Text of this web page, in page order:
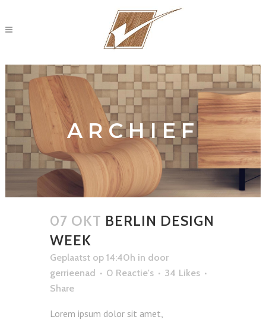
ARCHIEF
07 OKT BERLIN DESIGN
WEEK
Geplaatst op 14:40h in door
gerrieenad
0 Reactie's 34 Likes
Share
Lorem ipsum dolor sit amet,